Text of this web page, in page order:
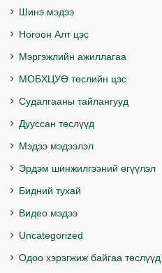
Шинэ мэдээ
Ногоон Алт цэс
Мэргэжлийн ажиллагаа
МОБХЦУӨ төслийн цэс
Судалгааны тайлангууд
Дууссан төслүүд
Мэдээ мэдээлэл
Эрдэм шинжилгээний өгүүлэл
Бидний тухай
Видео мэдээ
Uncategorized
Одоо хэрэгжиж байгаа төслүүд